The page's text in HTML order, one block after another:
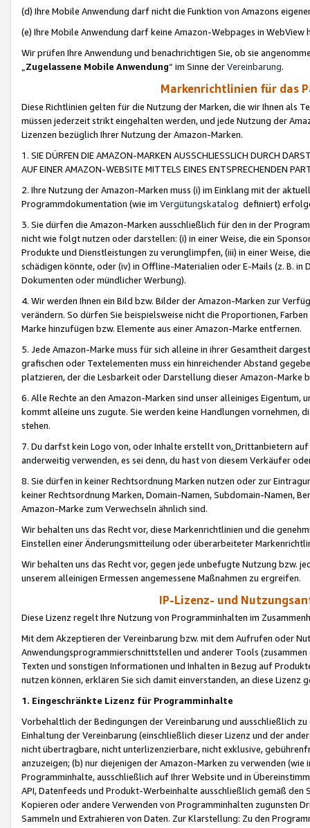
(d) Ihre Mobile Anwendung darf nicht die Funktion von Amazons
(e) Ihre Mobile Anwendung darf keine Amazon-Webpages in WebView
Wir prüfen Ihre Anwendung und benachrichtigen Sie, ob sie
„Zugelassene Mobile Anwendung“ im Sinne derVereinbarung.
Markenrichtlinien für das
Diese Richtlinien gelten für die Nutzung der Marken, die wir Ihnen als
müssen jederzeit strikt eingehalten werden, und jede Nutzung der
Lizenzen bezüglich Ihrer Nutzung der Amazon-Marken.
1. SIE DÜRFEN DIE AMAZON-MARKEN AUSSCHLIESSLICH DURCH
AUF EINER AMAZON-WEBSITE MITTELS EINES ENTSPRECHENDEN
2. Ihre Nutzung der Amazon-Marken muss (i) im Einklang mit der
Programmdokumentation (wie im Vergütungskatalog definiert)
3. Sie dürfen die Amazon-Marken ausschließlich für den in der
nicht wie folgt nutzen oder darstellen: (i) in einer Weise, die ein
Produkte und Dienstleistungen zu verunglimpfen, (iii) in einer Weise,
schädigen könnte, oder (iv) in Offline-Materialien oder E-Mails (z. B. in
Dokumenten oder mündlicher Werbung).
4. Wir werden Ihnen ein Bild bzw. Bilder der Amazon-Marken zur
verändern. So dürfen Sie beispielsweise nicht die Proportionen,
Marke hinzufügen bzw. Elemente aus einer Amazon-Marke entfernen.
5. Jede Amazon-Marke muss für sich alleine in ihrer Gesamtheit
grafischen oder Textelementen muss ein hinreichender Abstand
platzieren, der die Lesbarkeit oder Darstellung dieser Amazon-Marke
6. Alle Rechte an den Amazon-Marken sind unser alleiniges
kommt alleine uns zugute. Sie werden keine Handlungen vornehmen,
stehen.
7. Du darfst kein Logo von, oder Inhalte erstellt von,Drittanbietern auf
anderweitig verwenden, es sei denn, du hast von diesem Verkäufer
8. Sie dürfen in keiner Rechtsordnung Marken nutzen oder zur
keiner Rechtsordnung Marken, Domain-Namen, Subdomain-Namen,
Amazon-Marke zum Verwechseln ähnlich sind.
Wir behalten uns das Recht vor, diese Markenrichtlinien und die
Einstellen einer Änderungsmitteilung oder überarbeiteter
Wir behalten uns das Recht vor, gegen jede unbefugte Nutzung bzw.
unserem alleinigen Ermessen angemessene Maßnahmen zu ergreifen.
IP-Lizenz- und
Diese Lizenz regelt Ihre Nutzung von Programminhalten im
Mit dem Akzeptieren der Vereinbarung bzw. mit dem Aufrufen oder
Anwendungsprogrammierschnittstellen und anderer Tools (zusammen
Texten und sonstigen Informationen und Inhalten in Bezug auf
nutzen können, erklären Sie sich damit einverstanden, an diese Lizenz
1. Eingeschränkte Lizenz für Programminhalte
Vorbehaltlich der Bedingungen der Vereinbarung und ausschließlich
Einhaltung der Vereinbarung (einschließlich dieser Lizenz und der
nicht übertragbare, nicht unterlizenzierbare, nicht exklusive,
anzuzeigen; (b) nur diejenigen der Amazon-Marken zu verwenden
Programminhalte, ausschließlich auf Ihrer Website und in
API, Datenfeeds und Produkt-Werbeinhalte ausschließlich gemäß
Kopieren oder andere Verwenden von Programminhalten zugunsten
Sammeln und Extrahieren von Daten. Zur Klarstellung: Zu den